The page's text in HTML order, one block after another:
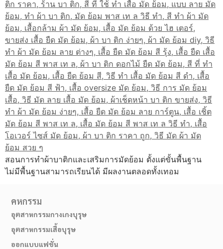
สอนการทำผ้าบาติกและเสริมการมัดย้อม ตั้งแต่ขั้นพื้นฐาน
ไม่มีพื้นฐานสามารถเรียนได้ มีผลงานตลอดทั้งเทอม
คหกรรม
อุตสาหกรรมกางเกงบุรุษ
อุตสาหกรรมเสื้อบุรุษ
ออกแบบแฟชั่น